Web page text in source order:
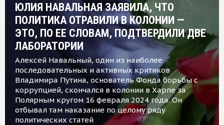
ЮЛИЯ НАВАЛЬНАЯ ЗАЯВИЛА, ЧТО
ПОЛИТИКА ОТРАВИЛИ В КОЛОНИИ —
ЭТО, ПО ЕЕ СЛОВАМ, ПОДТВЕРДИЛИ ДВЕ
ЛАБОРАТОРИИ
Алексей Навальный, один из наиболее
последовательных и активных критиков
Владимира Путина, основатель Фонда борьбы с
коррупцией, скончался в колонии в Харпе за
Полярным кругом 16 февраля 2024 года. Он
отбывал там наказание по целому ряду
политических статей